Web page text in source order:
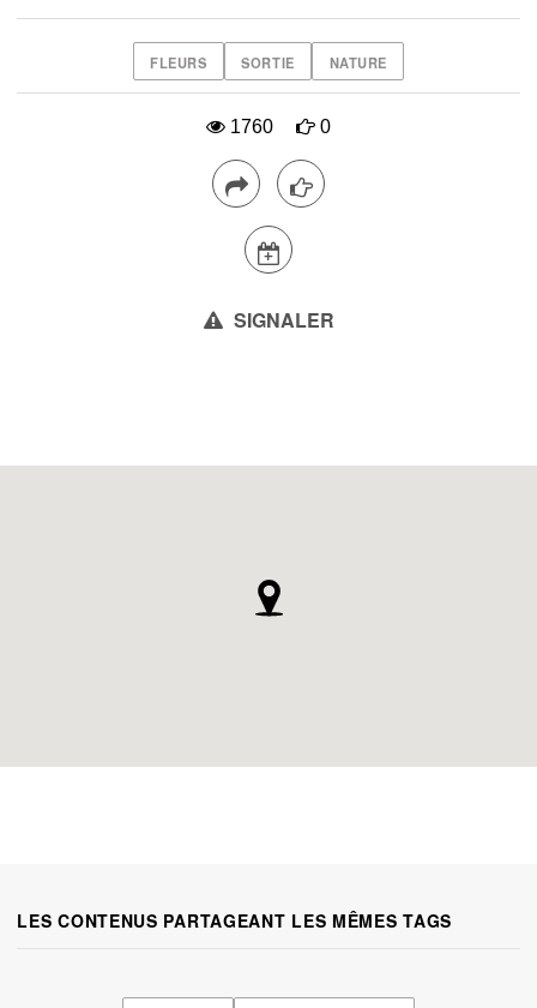
FLEURS SORTIE NATURE
1760 0
SIGNALER
LES CONTENUS PARTAGEANT LES MÊMES TAGS